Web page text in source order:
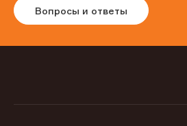
Вопросы и ответы